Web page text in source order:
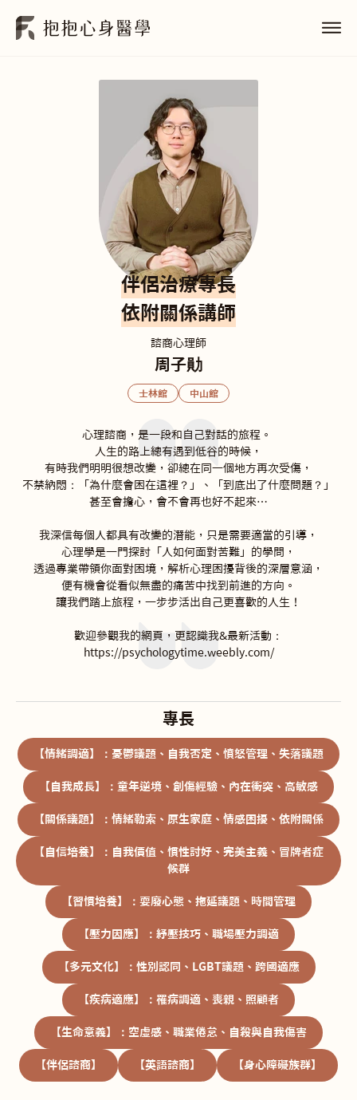
伴侶治療專長
依附關係講師
諮商心理師
周子勛
士林館 中山館
心理諮商，是一段和自己對話的旅程。
人生的路上總有遇到低谷的時候，
有時我們明明很想改變，卻總在同一個地方再次受傷，
不禁納悶：「為什麼會困在這裡？」、「到底出了什麼問題？」
甚至會擔心，會不會再也好不起來…
我深信每個人都具有改變的潛能，只是需要適當的引導，
心理學是一門探討「人如何面對苦難」的學問，
透過專業帶領你面對困境，解析心理困擾背後的深層意涵，
便有機會從看似無盡的痛苦中找到前進的方向。
讓我們踏上旅程，一步步活出自己更喜歡的人生！
歡迎參觀我的網頁，更認識我&最新活動：
https://psychologytime.weebly.com/
專長
【情緒調適】：憂鬱議題、自我否定、憤怒管理、失落議題
【自我成長】：童年逆境、創傷經驗、內在衝突、高敏感
【關係議題】：情緒勒索、原生家庭、情感困擾、依附關係
【自信培養】：自我價值、慣性討好、完美主義、冒牌者症
候群
【習慣培養】：耍廢心態、拖延議題、時間管理
【壓力因應】：紓壓技巧、職場壓力調適
【多元文化】：性別認同、LGBT議題、跨國適應
【疾病適應】：罹病調適、喪親、照顧者
【生命意義】：空虛感、職業倦怠、自殺與自我傷害
【伴侶諮商】 【英語諮商】 【身心障礙族群】